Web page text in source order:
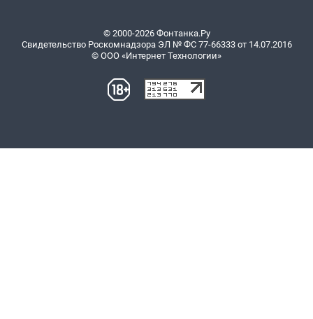
© 2000-2026 Фонтанка.Ру
Свидетельство Роскомнадзора ЭЛ № ФС 77-66333 от 14.07.2016
© ООО «Интернет Технологии»